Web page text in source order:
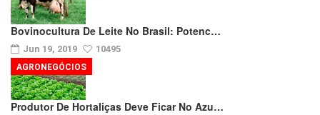
Bovinocultura De Leite No Brasil: Potenc…
Jun 19, 2019 10495
Produtor De Hortaliças Deve Ficar No Azu…
AGRONEGÓCIOS